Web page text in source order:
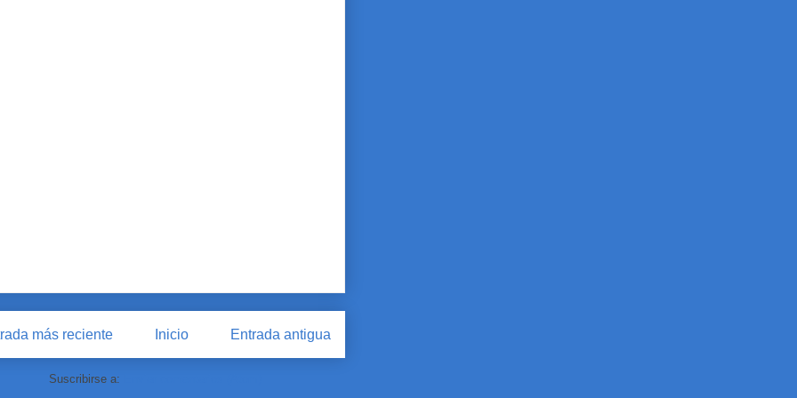
más reciente Entrada antigua
Inicio
Suscribirse a: